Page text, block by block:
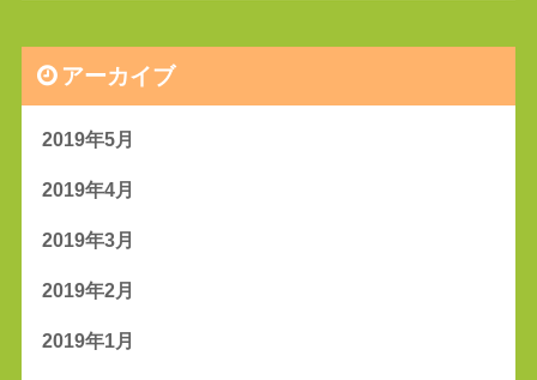
アーカイブ
2019年5月
2019年4月
2019年3月
2019年2月
2019年1月